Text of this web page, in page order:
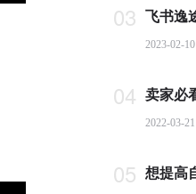
03 飞书逸
2023-02-10
04 卖家必
2022-03-21
05